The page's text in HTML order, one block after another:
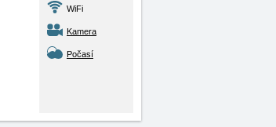
WiFi
Kamera
Počasí